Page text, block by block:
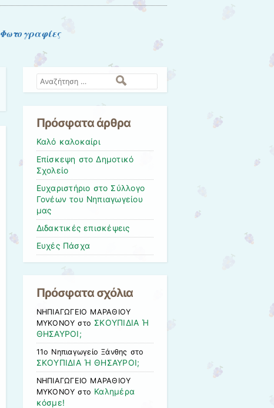
Φωτογραφίες
Αναζήτηση
Πρόσφατα άρθρα
Καλό καλοκαίρι
Επίσκεψη στο Δημοτικό
Σχολείο
Ευχαριστήριο στο Σύλλογο
Γονέων του Νηπιαγωγείου
μας
Διδακτικές επισκέψεις
Ευχές Πάσχα
Πρόσφατα σχόλια
ΝΗΠΙΑΓΩΓΕΙΟ ΜΑΡΑΘΙΟΥ
ΜΥΚΟΝΟΥ στο ΣΚΟΥΠΙΔΙΑ Ή
ΘΗΣΑΥΡΟΙ;
11ο Νηπιαγωγείο Ξάνθης στο
ΣΚΟΥΠΙΔΙΑ Ή ΘΗΣΑΥΡΟΙ;
ΝΗΠΙΑΓΩΓΕΙΟ ΜΑΡΑΘΙΟΥ
ΜΥΚΟΝΟΥ στο Καλημέρα
κόσμε!